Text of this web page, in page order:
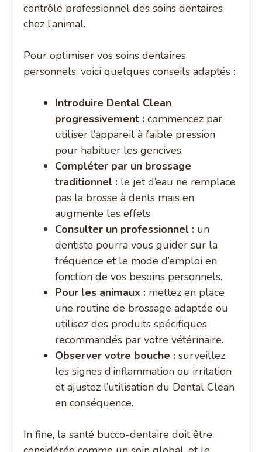
contrôle professionnel des soins dentaires
chez l’animal.
Pour optimiser vos soins dentaires
personnels, voici quelques conseils adaptés :
Introduire Dental Clean
progressivement : commencez par
utiliser l’appareil à faible pression
pour habituer les gencives.
Compléter par un brossage
traditionnel : le jet d’eau ne remplace
pas la brosse à dents mais en
augmente les effets.
Consulter un professionnel : un
dentiste pourra vous guider sur la
fréquence et le mode d’emploi en
fonction de vos besoins personnels.
Pour les animaux : mettez en place
une routine de brossage adaptée ou
utilisez des produits spécifiques
recommandés par votre vétérinaire.
Observer votre bouche : surveillez
les signes d’inflammation ou irritation
et ajustez l’utilisation du Dental Clean
en conséquence.
In fine, la santé bucco-dentaire doit être